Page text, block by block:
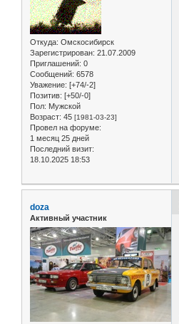
Откуда: Омскосибирск
Зарегистрирован: 21.07.2009
Приглашений: 0
Сообщений: 6578
Уважение: [+74/-2]
Позитив: [+50/-0]
Пол: Мужской
Возраст: 45 [1981-03-23]
Провел на форуме:
1 месяц 25 дней
Последний визит:
18.10.2025 18:53
doza
Активный участник